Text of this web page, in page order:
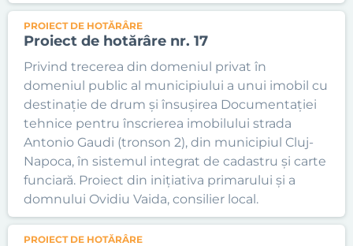
PROIECT DE HOTĂRÂRE
Proiect de hotărâre nr. 17
Privind trecerea din domeniul privat în
domeniul public al municipiului a unui imobil cu
destinație de drum și însușirea Documentației
tehnice pentru înscrierea imobilului strada
Antonio Gaudi (tronson 2), din municipiul Cluj-
Napoca, în sistemul integrat de cadastru și carte
funciară. Proiect din inițiativa primarului și a
domnului Ovidiu Vaida, consilier local.
PROIECT DE HOTĂRÂRE